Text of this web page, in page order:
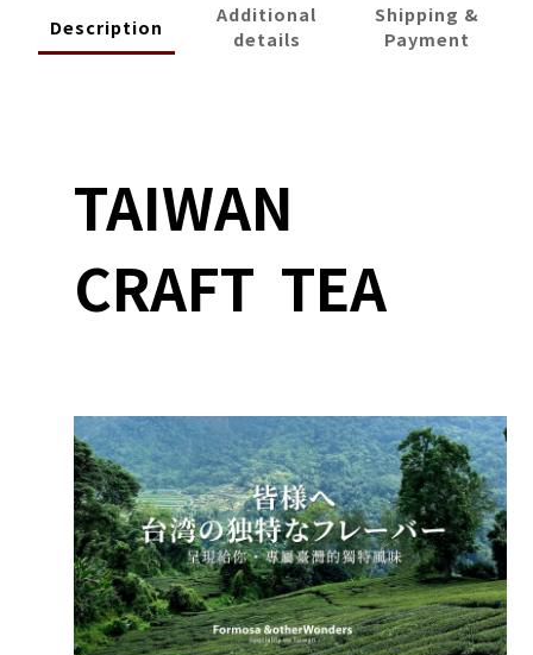
Description
Additional
details
Shipping &
Payment
TAIWAN
CRAFT TEA